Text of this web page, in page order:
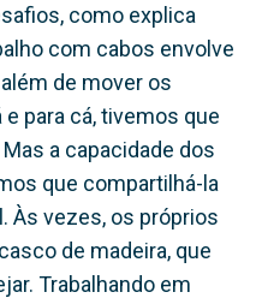
como explica
com cabos envolve
de mover os
para cá, tivemos que
a capacidade dos
que compartilhá-la
Às vezes, os próprios
de madeira, que
Trabalhando em